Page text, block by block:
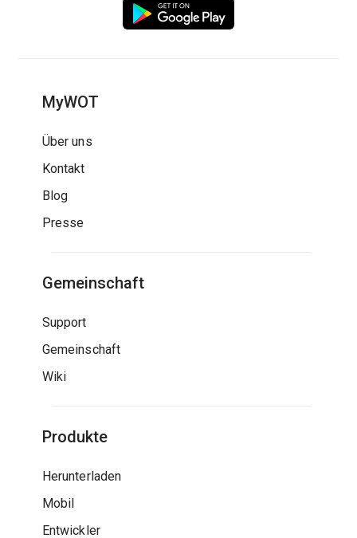
MyWOT
Über uns
Kontakt
Blog
Presse
Gemeinschaft
Support
Gemeinschaft
Wiki
Produkte
Herunterladen
Mobil
Entwickler